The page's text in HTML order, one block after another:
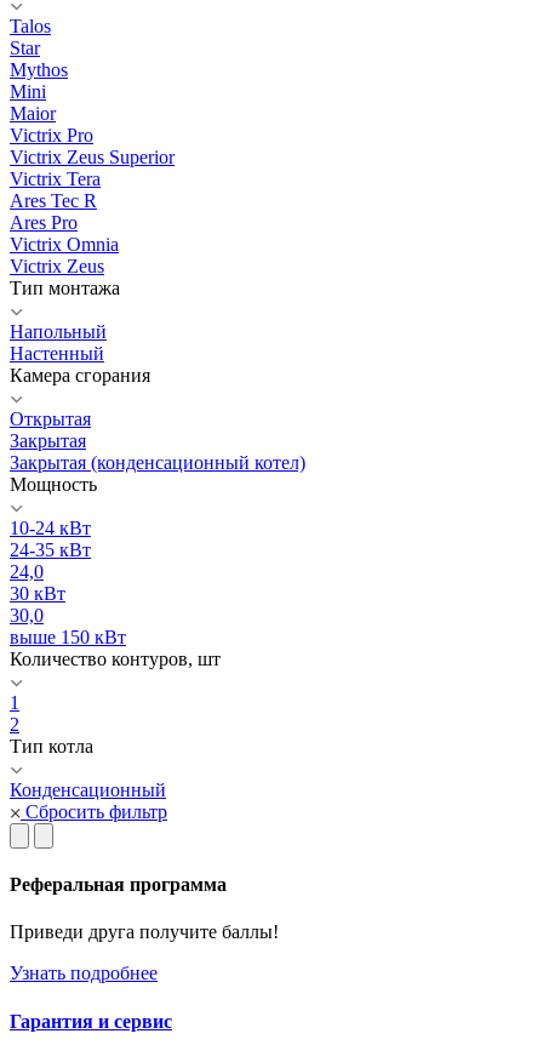
Talos
Star
Mythos
Mini
Maior
Victrix Pro
Victrix Zeus Superior
Victrix Tera
Ares Tec R
Ares Pro
Victrix Omnia
Victrix Zeus
Тип монтажа
Напольный
Настенный
Камера сгорания
Открытая
Закрытая
Закрытая (конденсационный котел)
Мощность
10-24 кВт
24-35 кВт
24,0
30 кВт
30,0
выше 150 кВт
Количество контуров, шт
1
2
Тип котла
Конденсационный
Сбросить фильтр
Реферальная программа
Приведи друга получите баллы!
Узнать подробнее
Гарантия и сервис